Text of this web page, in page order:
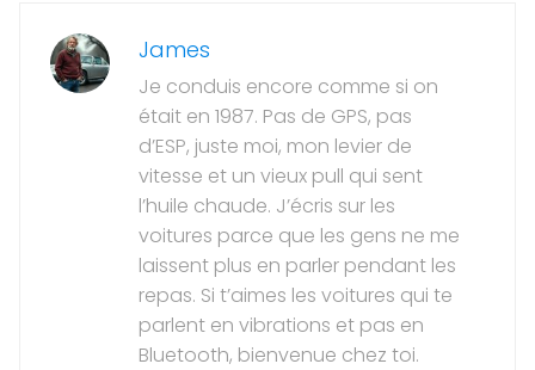
James
Je conduis encore comme si on
était en 1987. Pas de GPS, pas
d’ESP, juste moi, mon levier de
vitesse et un vieux pull qui sent
l’huile chaude. J’écris sur les
voitures parce que les gens ne me
laissent plus en parler pendant les
repas. Si t’aimes les voitures qui te
parlent en vibrations et pas en
Bluetooth, bienvenue chez toi.